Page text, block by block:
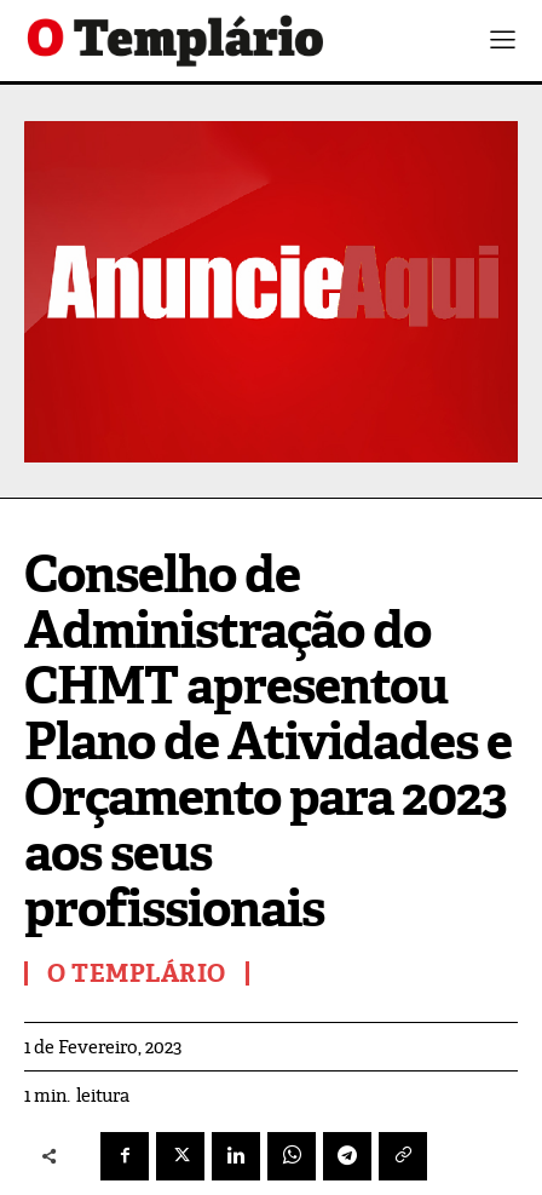
Conselho de
Administração do
CHMT apresentou
Plano de Atividades e
Orçamento para 2023
aos seus
profissionais
O TEMPLÁRIO
1 de Fevereiro, 2023
1min. leitura